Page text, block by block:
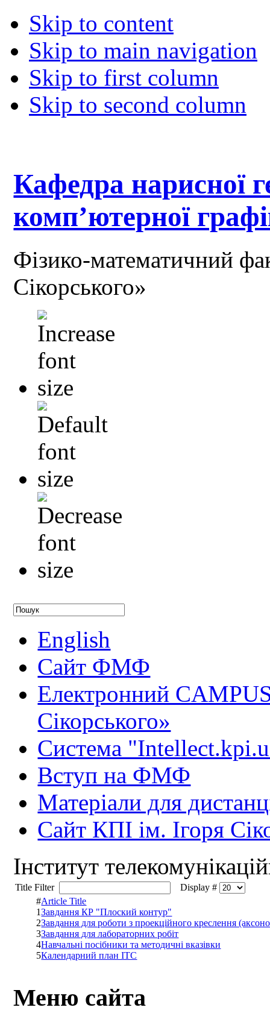
Skip to content
Skip to main navigation
Skip to first column
Skip to second column
Кафедра нарисної
комп’ютерної
Фізико-математичний
Сікорського»
English
Сайт ФМФ
Електронний
Сікорського»
Система
Вступ на ФМФ
Матеріали для
Сайт КПІ ім. Ігоря
Інститут
Title Filter
Display #
#Article Title
1Завдання КР "Плоский контур"
2Завдання для роботи з проекційного креслення
3Завдання для лабораторних робіт
4Навчальні посібники та методичні вказівки
5Календарний план ІТС
Меню сайта